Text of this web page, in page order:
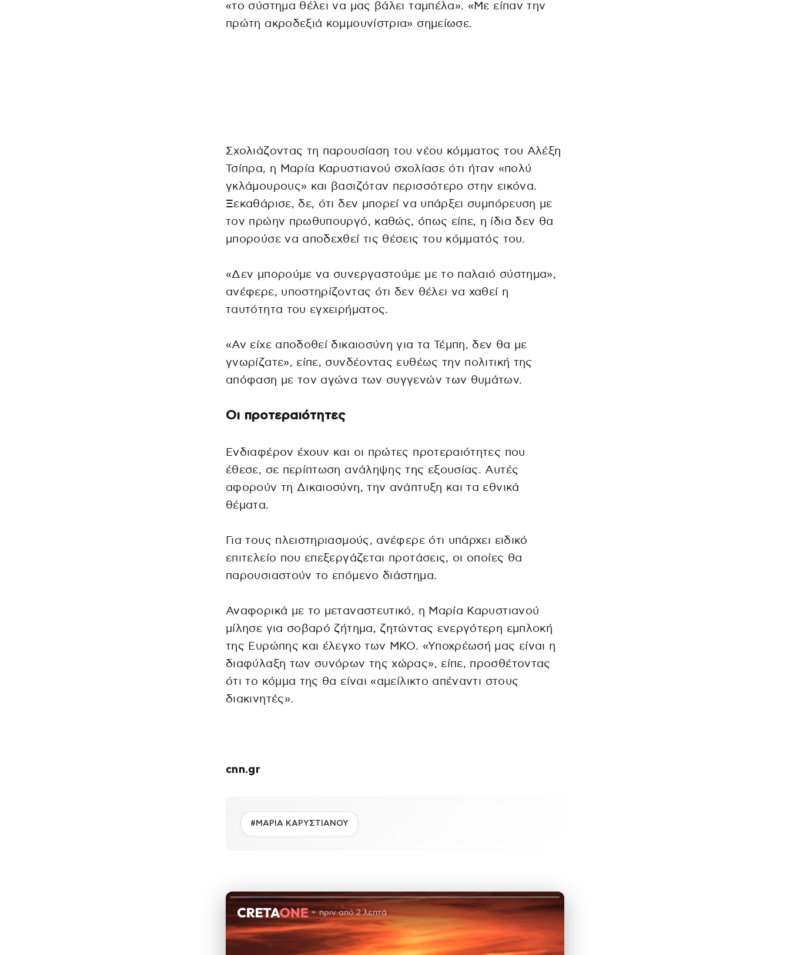
«το σύστημα θέλει να μας βάλει ταμπέλα». «Με είπαν την
πρώτη ακροδεξιά κομμουνίστρια» σημείωσε.
Σχολιάζοντας τη παρουσίαση του νέου κόμματος του Αλέξη
Τσίπρα, η Μαρία Καρυστιανού σχολίασε ότι ήταν «πολύ
γκλάμουρους» και βασιζόταν περισσότερο στην εικόνα.
Ξεκαθάρισε, δε, ότι δεν μπορεί να υπάρξει συμπόρευση με
τον πρώην πρωθυπουργό, καθώς, όπως είπε, η ίδια δεν θα
μπορούσε να αποδεχθεί τις θέσεις του κόμματός του.
«Δεν μπορούμε να συνεργαστούμε με το παλαιό σύστημα»,
ανέφερε, υποστηρίζοντας ότι δεν θέλει να χαθεί η
ταυτότητα του εγχειρήματος.
«Αν είχε αποδοθεί δικαιοσύνη για τα Τέμπη, δεν θα με
γνωρίζατε», είπε, συνδέοντας ευθέως την πολιτική της
απόφαση με τον αγώνα των συγγενών των θυμάτων.
Οι προτεραιότητες
Ενδιαφέρον έχουν και οι πρώτες προτεραιότητες που
έθεσε, σε περίπτωση ανάληψης της εξουσίας. Αυτές
αφορούν τη Δικαιοσύνη, την ανάπτυξη και τα εθνικά
θέματα.
Για τους πλειστηριασμούς, ανέφερε ότι υπάρχει ειδικό
επιτελείο που επεξεργάζεται προτάσεις, οι οποίες θα
παρουσιαστούν το επόμενο διάστημα.
Αναφορικά με το μεταναστευτικό, η Μαρία Καρυστιανού
μίλησε για σοβαρό ζήτημα, ζητώντας ενεργότερη εμπλοκή
της Ευρώπης και έλεγχο των ΜΚΟ. «Υποχρέωσή μας είναι η
διαφύλαξη των συνόρων της χώρας», είπε, προσθέτοντας
ότι το κόμμα της θα είναι «αμείλικτο απέναντι στους
διακινητές».
cnn.gr
#ΜΑΡΙΑ ΚΑΡΥΣΤΙΑΝΟΥ
πριν από 2 λεπτά